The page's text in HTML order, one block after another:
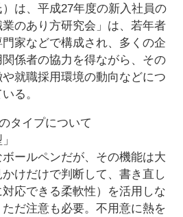
、平成27年度の新入社員の
のあり方研究会」は、若年者
家などで構成され、多くの企
係者の協力を得ながら、その
就職採用環境の動向などにつ
る。
タイプについて
ールペンだが、その機能は大
けだけで判断して、書き直し
応できる柔軟性）を活用しな
だ注意も必要。不用意に熱を